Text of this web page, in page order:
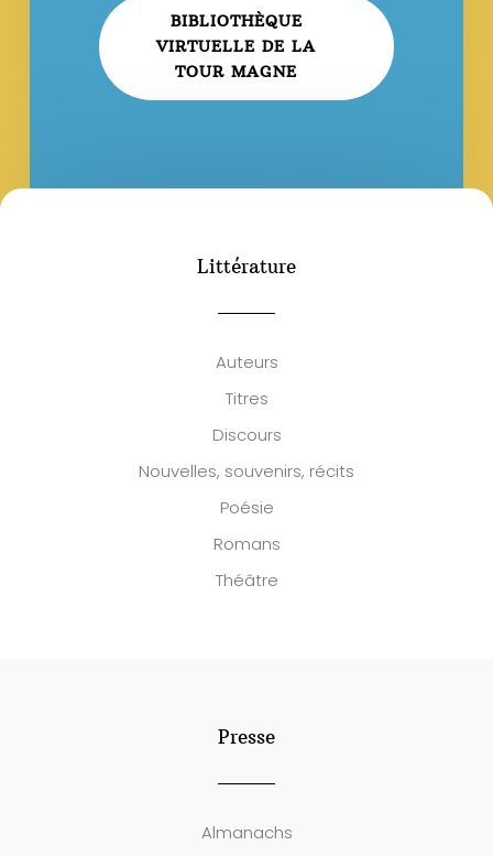
BIBLIOTHÈQUE
VIRTUELLE DE LA
TOUR MAGNE
Littérature
Auteurs
Titres
Discours
Nouvelles, souvenirs, récits
Poésie
Romans
Théâtre
Presse
Almanachs